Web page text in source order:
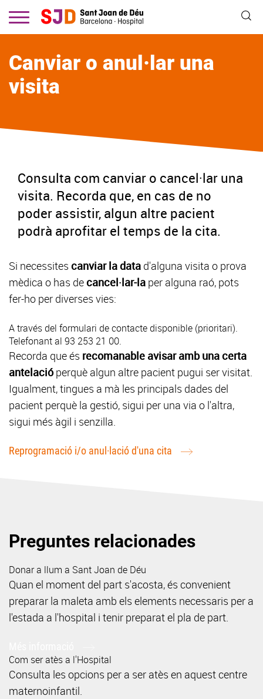
contingut
Canviar o anul·lar una
visita
Consulta com canviar o cancel·lar una
visita. Recorda que, en cas de no
poder assistir, algun altre pacient
podrà aprofitar el temps de la cita.
Si necessites canviar la data d'alguna visita o prova
mèdica o has decancel·lar-la per alguna raó, pots
fer-ho per diverses vies:
A través del formulari de contactedisponible (prioritari).
Telefonant al 93 253 21 00.
Recorda que és recomanable avisar amb una certa
antelacióperquè algun altre pacient pugui ser visitat.
Igualment, tingues a mà les principals dades del
pacient perquè la gestió, sigui per una via o l'altra,
sigui més àgil i senzilla.
Reprogramació i/o anul·lació d'una cita
Preguntes relacionades
Donar a llum a Sant Joan de Déu
Quan el moment del part s'acosta, és convenient
preparar la maleta amb els elements necessaris per a
l'estada a l'hospital i tenir preparat el pla de part.
Com ser atès a l'Hospital
Consulta les opcions per a ser atès en aquest centre
maternoinfantil.